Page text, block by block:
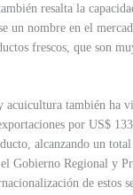
resalta la
un nombre en el
frescos, que son
acuicultura también ha
por US$
alcanzando un
Gobierno Regional y
de estos